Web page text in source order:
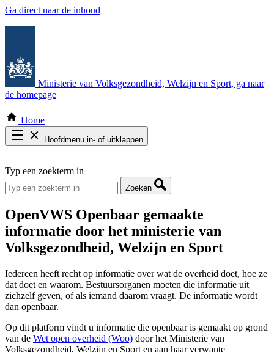
Ga direct naar de inhoud
Ministerie van Volksgezondheid, Welzijn en Sport, ga naar
de homepage
Home
Hoofdmenu in- of uitklappen
Thema COVID-19
Bekijk per bestuursorgaan
Typ een zoekterm in
Zoeken
OpenVWS Openbaar gemaakte
informatie door het ministerie van
Volksgezondheid, Welzijn en Sport
Iedereen heeft recht op informatie over wat de overheid doet, hoe ze
dat doet en waarom. Bestuursorganen moeten die informatie uit
zichzelf geven, of als iemand daarom vraagt. De informatie wordt
dan openbaar.
Op dit platform vindt u informatie die openbaar is gemaakt op grond
van de Wet open overheid (Woo) door het Ministerie van
Volksgezondheid, Welzijn en Sport en aan haar verwante